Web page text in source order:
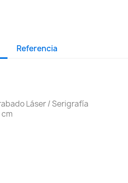
Referencia
Láser / Serigrafía
cm